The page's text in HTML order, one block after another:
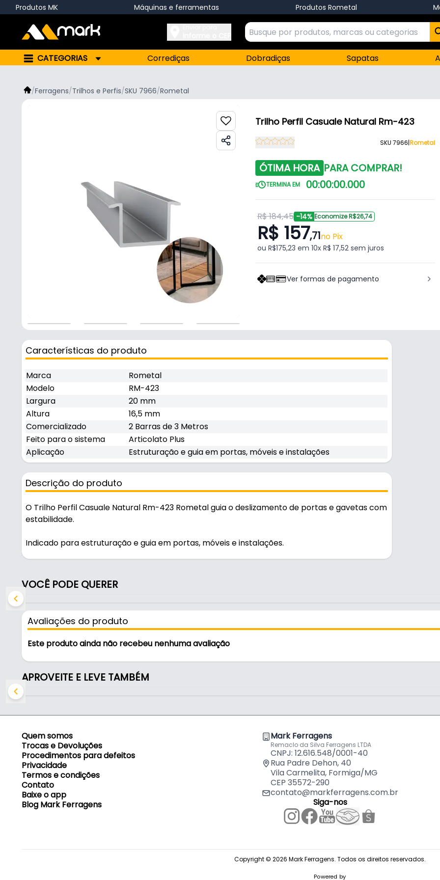
Produtos MK Máquinas e ferramentas Produtos Rometal
CATEGORIAS Corrediças Dobradiças Sapatas
/Ferragens/Trilhos e Perfis/SKU 7966/Rometal
Trilho Perfil Casuale Natural Rm-423
SKU 7966|Rometal
ÓTIMA HORA PARA COMPRAR!
TERMINA EM 00:00:00.000
R$ 184,45 -14% Economize R$26,74
R$ 157,71no Pix
ou R$175,23 em 10x R$ 17,52 sem juros
Ver formas de pagamento
Características do produto
Marca
Rometal
Modelo
RM-423
Largura
20 mm
Altura
16,5 mm
Comercializado
2 Barras de 3 Metros
Feito para o sistema
Articolato Plus
Aplicação
Estruturação e guia em portas, móveis e instalações
Descrição do produto
O Trilho Perfil Casuale Natural Rm-423 Rometal guia o deslizamento de portas e gavetas com
estabilidade.
Indicado para estruturação e guia em portas, móveis e instalações.
- Marca: Rometal
- Modelo: RM-423
- Altura: 16,5 mm
- Comercializado: 2 Barras de 3 Metros
- Aplicação: Estruturação e guia em portas, móveis e instalações
Indicado para:
- Estruturação e guia em portas, móveis e instalações
VOCÊ PODE QUERER
Avaliações do produto
Este produto ainda não recebeu nenhuma avaliação
APROVEITE E LEVE TAMBÉM
Quem somos
Trocas e Devoluções
Procedimentos para defeitos
Privacidade
Termos e condições
Contato
Baixe o app
Blog Mark Ferragens
Mark Ferragens
Remaclo da Silva Ferragens LTDA
CNPJ: 12.616.548/0001-40
Rua Padre Dehon, 40
Vila Carmelita, Formiga/MG
CEP 35572-290
contato@markferragens.com.br
Siga-nos
Copyright © 2026 Mark Ferragens. Todos os direitos reservados.
Powered by